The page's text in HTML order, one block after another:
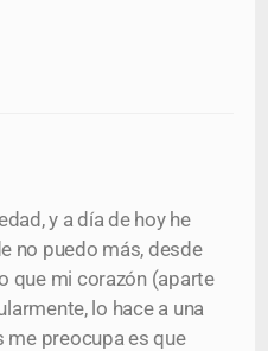
y a día de hoy he
no puedo más, desde
que mi corazón (aparte
lo hace a una
me preocupa es que